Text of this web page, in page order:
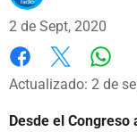
2 de Sept, 2020
Facebook
X
Actualizado: 2 de
Desde el